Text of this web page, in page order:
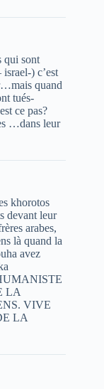
qui sont
) c’est
quand
tués-
ce pas?
…dans leur
khorotos
devant leur
arabes,
là quand la
avez
LA
VIVE
LA